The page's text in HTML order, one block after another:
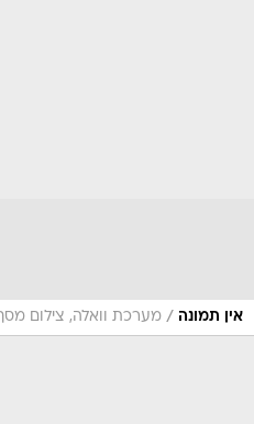
אין תמונה / מערכת וואלה, צילום